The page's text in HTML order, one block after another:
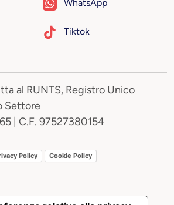
WhatsApp
Tiktok
al RUNTS, Registro Unico
Settore
| C.F. 97527380154
Policy Cookie Policy